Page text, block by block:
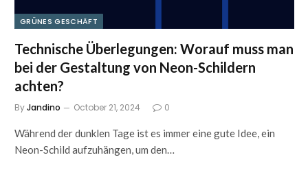
GRÜNES GESCHÄFT
Technische Überlegungen: Worauf muss man
bei der Gestaltung von Neon-Schildern
achten?
ByJandino October 21, 2024 0
Während der dunklen Tage ist es immer eine gute Idee, ein
Neon-Schild aufzuhängen, um den…